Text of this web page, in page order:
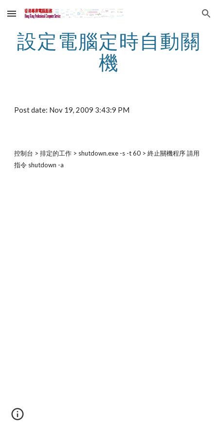
Skip to main content Skip to navigation
設定電腦定時自動關
機
Post date: Nov 19, 2009 3:43:9 PM
控制台 > 排定的工作 > shutdown.exe -s -t 60 > 終止關機程序 請用
指令 shutdown -a